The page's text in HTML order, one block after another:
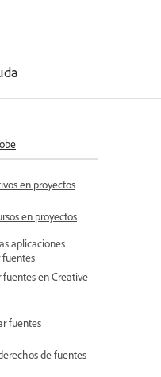
en proyectos
en proyectos
en proyectos
aplicaciones
fuentes en Creative
fuentes
de fuentes